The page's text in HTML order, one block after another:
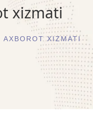
xizmati
AXBOROT XIZMATI